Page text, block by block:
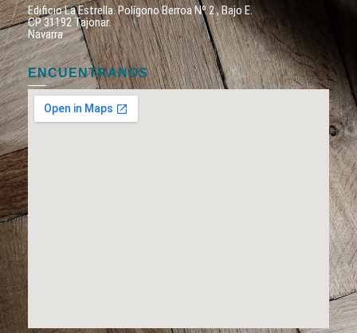
Edificio La Estrella. Polígono Berroa Nº 2 , Bajo E.
CP 31192 Tajonar.
Navarra
ENCUENTRANOS